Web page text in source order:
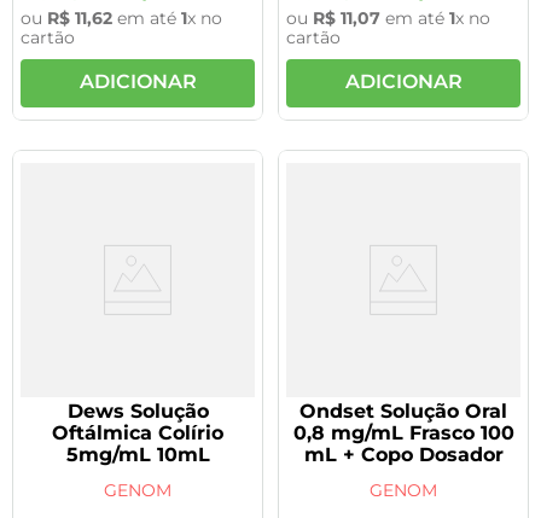
ou R$ 11,62 em até 1x no
cartão
ADICIONAR
ou R$ 11,07 em até 1x no
cartão
ADICIONAR
Dews Solução
Oftálmica Colírio
5mg/mL 10mL
GENOM
Ondset Solução Oral
0,8 mg/mL Frasco 100
mL + Copo Dosador
GENOM